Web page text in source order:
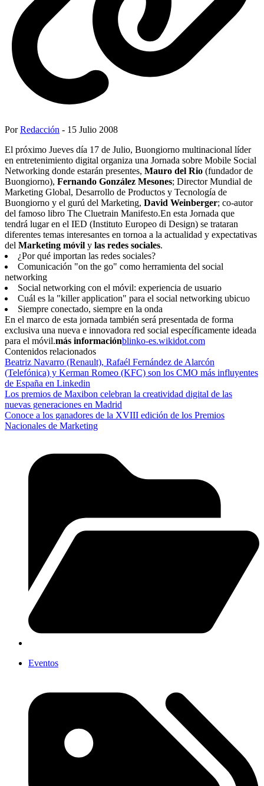
PorRedacción - 15 Julio 2008
El próximo Jueves día 17 de Julio, Buongiorno multinacional líder
en entretenimiento digital organiza una Jornada sobre Mobile Social
Networking donde estarán presentes, Mauro del Rio (fundador de
Buongiorno), Fernando González Mesones; Director Mundial de
Marketing Global, Desarrollo de Productos y Tecnología de
Buongiorno y el gurú del Marketing, David Weinberger; co-autor
del famoso libro The Cluetrain Manifesto.En esta Jornada que
tendrá lugar en el IED (Instituto Europeo di Design) se trataran
diferentes temas interesantes en tornoa a la actualidad y expectativas
del Marketing móvil y las redes sociales.
¿Por qué importan las redes sociales?
Comunicación "on the go" como herramienta del social
networking
Social networking con el móvil: experiencia de usuario
Cuál es la "killer application" para el social networking ubicuo
Siempre conectado, siempre en la onda
En el marco de esta jornada también será presentada de forma
exclusiva una nueva e innovadora red social específicamente ideada
para el móvil.más informaciónblinko-es.wikidot.com
Contenidos relacionados
Beatriz Navarro (Renault), Rafaél Fernández de Alarcón
(Telefónica) y Kerman Romeo (KFC) son los CMO más influyentes
de España en Linkedin
Los premios de Maxibon celebran la creatividad digital de las
nuevas generaciones en Madrid
Conoce a los ganadores de la XVIII edición de los Premios
Nacionales de Marketing
Eventos